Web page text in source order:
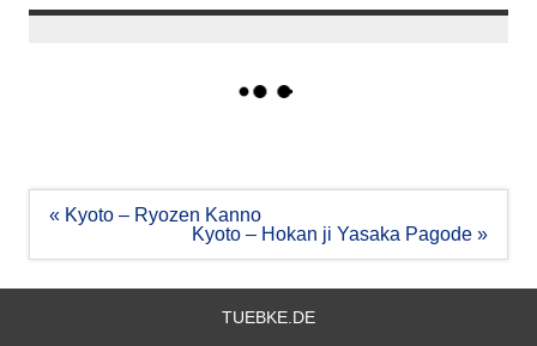
Beitragsnavigation
« Kyoto – Ryozen Kanno
Kyoto – Hokan ji Yasaka Pagode »
TUEBKE.DE